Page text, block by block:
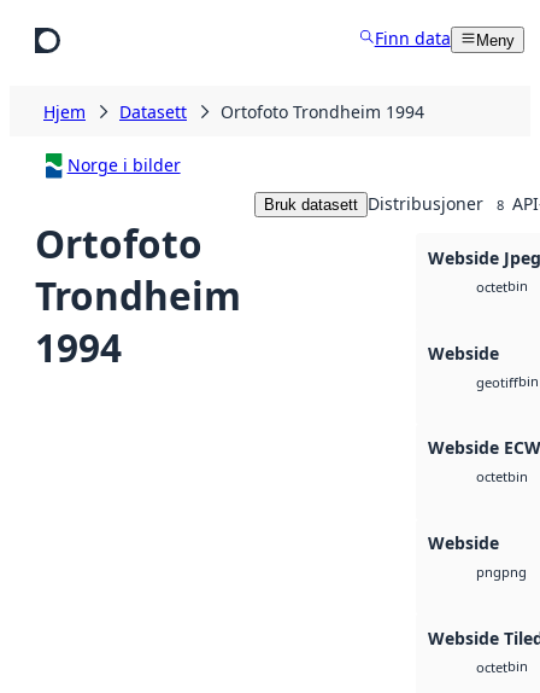
Finn data Meny
Hjem Datasett Ortofoto Trondheim 1994
Norge i bilder
Ortofoto
Trondheim
1994
Bruk datasett Distribusjoner 8
Webside
octetbin
Webside
geotiffbin
Webside ECW
octetbin
Webside
pngpng
Webside
octetbin